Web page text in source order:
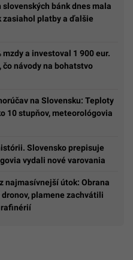
bánk dnes mala
zasiahol platby a ďalšie
mzdy a investoval 1 900 eur.
čo návody na bohatstvo
na Slovensku: Teploty
10 stupňov, meteorológovia
Slovensko prepisuje
vydali nové varovania
najmasívnejší útok: Obrana
plamene zachvátili
rafinérií